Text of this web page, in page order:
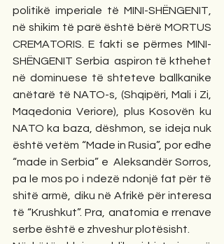
politikë imperiale të MINI-SHËNGENIT,
në shikim të parë është bërë MORTUS
CREMATORIS. E fakti se përmes MINI-
SHËNGENIT Serbia  aspiron të kthehet
në dominuese të shteteve ballkanike
anëtarë të NATO-s, (Shqipëri, Mali i Zi,
Maqedonia Veriore), plus Kosovën ku
NATO ka baza, dëshmon, se ideja nuk
është vetëm “Made in Rusia”, por edhe
“made in Serbia” e  Aleksandër Sorros,
pa le mos po i ndezë ndonjë fat për të
shitë armë, diku në Afrikë për interesa
të “Krushkut”. Pra, anatomia e rrenave
serbe është e zhveshur plotësisht.